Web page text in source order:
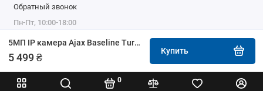
0
5МП IP камера Ajax Baseline TurretCam (2.8 мм) black
5 499 ₴
Купить
Обратный звонок
Пн-Пт, 10:00-18:00